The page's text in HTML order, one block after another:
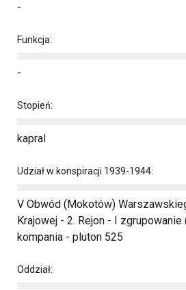
-
Funkcja:
-
Stopień:
kapral
Udział w konspiracji 1939-1944:
V Obwód (Mokotów)
Krajowej - 2. Rejon - I zgrupowanie
kompania - pluton 525
Oddział: